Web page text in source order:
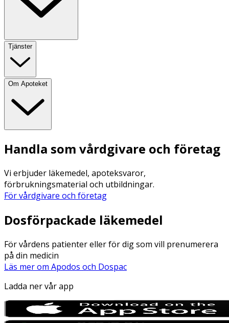
Tjänster
Om Apoteket
Handla som vårdgivare och företag
Vi erbjuder läkemedel, apoteksvaror,
förbrukningsmaterial och utbildningar.
För vårdgivare och företag
Dosförpackade läkemedel
För vårdens patienter eller för dig som vill prenumerera
på din medicin
Läs mer om Apodos och Dospac
Ladda ner vår app